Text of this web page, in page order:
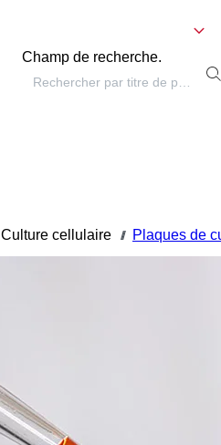
Champ de recherche.
Culture cellulaire /// Plaques de